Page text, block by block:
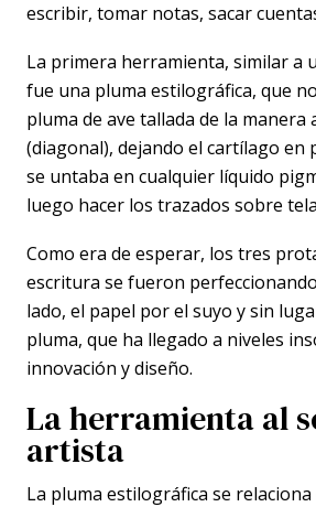
escribir, tomar notas, sacar
La primera herramienta, similar a
fue una pluma estilográfica, que
pluma de ave tallada de la manera
(diagonal), dejando el cartílago en
se untaba en cualquier líquido
luego hacer los trazados sobre
Como era de esperar, los tres
escritura se fueron
lado, el papel por el suyo y sin
pluma, que ha llegado a niveles
innovación y diseño.
La herramienta al
artista
La pluma estilográfica se